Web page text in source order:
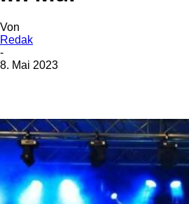
Von
Redak
-
8. Mai 2023